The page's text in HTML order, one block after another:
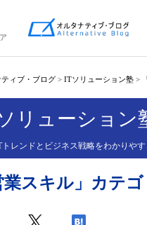
ティブ・ブログ > ITソリューション塾 >
リューション
レンドとビジネス戦略をわかりやす
業スキル」カテ